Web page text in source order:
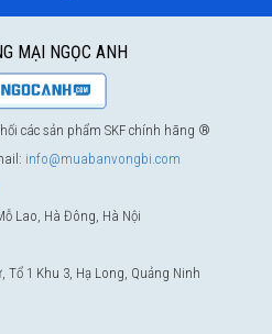
MẠI NGỌC ANH
các sản phẩm SKF chính hãng ®
info@muabanvongbi.com
Lao, Hà Đông, Hà Nội
Tổ 1 Khu 3, Hạ Long, Quảng Ninh